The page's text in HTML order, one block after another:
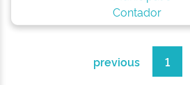
Contador
previous 1